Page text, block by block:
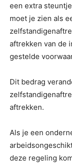
een extra
moet je zien als
aftrekken van de
gestelde
Dit bedrag
aftrekken.
Als je een
deze regeling